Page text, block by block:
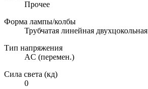
Прочее
Форма лампы/колбы
Трубчатая линейная двухцокольная
Тип напряжения
AC (перемен.)
Сила света (кд)
0